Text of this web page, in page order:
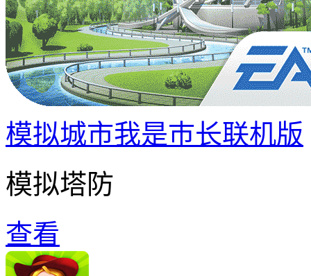
模拟城市我是巿长联机版
模拟塔防
查看